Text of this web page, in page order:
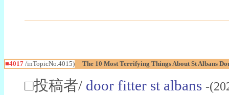
■4017 /inTopicNo.4015) The 10 Most Terrifying Things About St Albans
□投稿者/ door fitter st albans -